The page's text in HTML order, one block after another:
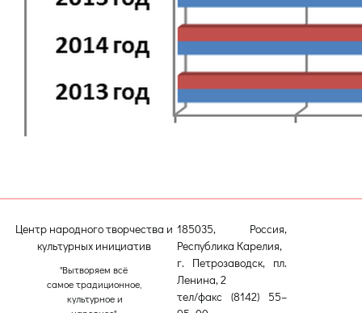
Центр народного творчества и
культурных инициатив
"Вытворяем всё
самое традиционное,
культурное и
185035, Россия,
Республика Карелия,
г. Петрозаводск, пл.
Ленина, 2
тел/факс (8142) 55–